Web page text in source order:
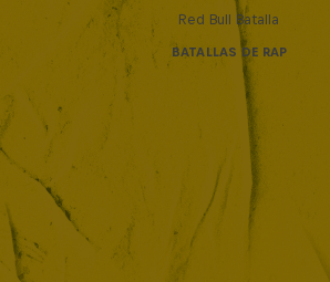
Red Bull Batalla
BATALLAS DE RAP